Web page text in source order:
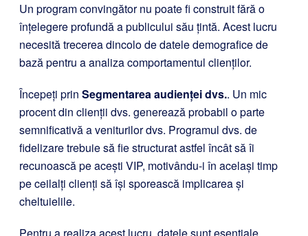
Un program convingător nu poate fi construit fără o
înțelegere profundă a publicului său țintă. Acest lucru
necesită trecerea dincolo de datele demografice de
bază pentru a analiza comportamentul clienților.
Începeți prin Segmentarea audienței dvs.. Un mic
procent din clienții dvs. generează probabil o parte
semnificativă a veniturilor dvs. Programul dvs. de
fidelizare trebuie să fie structurat astfel încât să îi
recunoască pe acești VIP, motivându-i în același timp
pe ceilalți clienți să își sporească implicarea și
cheltuielile.